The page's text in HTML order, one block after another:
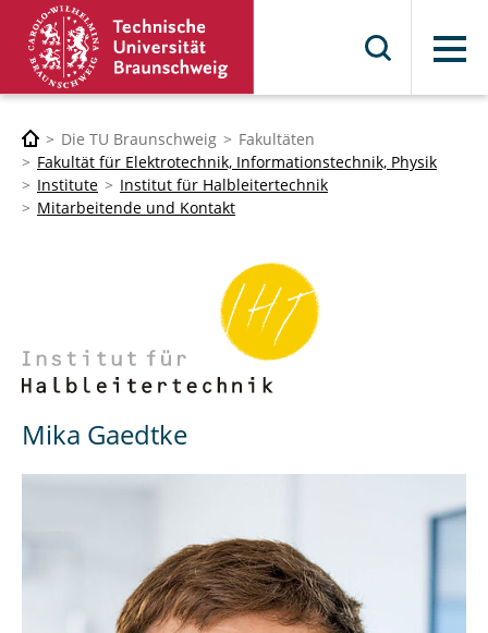
Menü
Die TU Braunschweig
Fakultäten
Fakultät für Elektrotechnik, Informationstechnik, Physik
Institute
Institut für Halbleitertechnik
Mitarbeitende und Kontakt
Mika Gaedtke